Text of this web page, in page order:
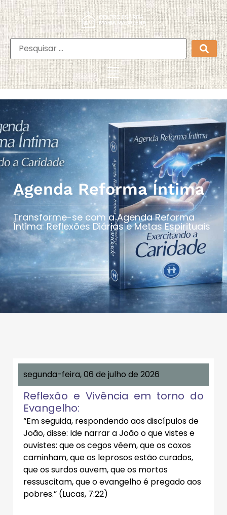
Agenda Reforma Íntima
Transforme-se com a Agenda Reforma
Íntima: Reflexões Diárias e Metas Espirituais​
segunda-feira, 06 de julho de 2026
Reflexão e Vivência em torno do
Evangelho:
“Em seguida, respondendo aos discípulos de
João, disse: Ide narrar a João o que vistes e
ouvistes: que os cegos vêem, que os coxos
caminham, que os leprosos estão curados,
que os surdos ouvem, que os mortos
ressuscitam, que o evangelho é pregado aos
pobres.” (Lucas, 7:22)